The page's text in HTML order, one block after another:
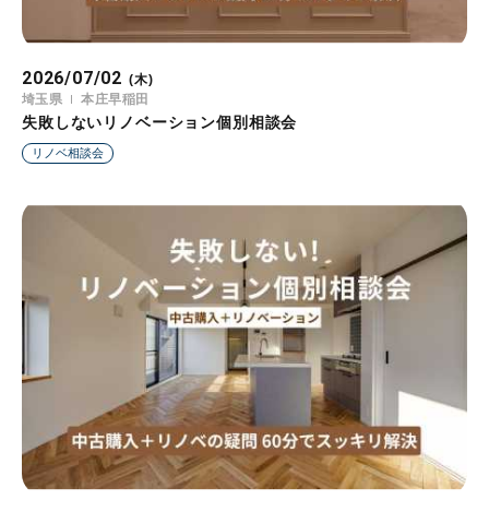
2026/07/02 (木)
埼玉県
本庄早稲田
失敗しないリノベーション個別相談会
リノベ相談会